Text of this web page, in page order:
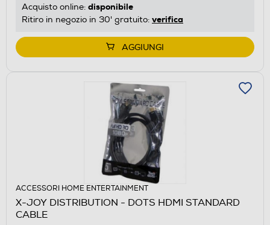
Acquisto online: disponibile
Ritiro in negozio in 30' gratuito: verifica
AGGIUNGI
ACCESSORI HOME ENTERTAINMENT
X-JOY DISTRIBUTION - DOTS HDMI STANDARD
CABLE